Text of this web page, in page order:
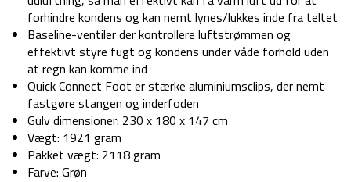
forhindre kondens og kan nemt lynes/lukkes inde fra teltet
Baseline-ventiler der kontrollere luftstrømmen og
effektivt styre fugt og kondens under våde forhold uden
at regn kan komme ind
Quick Connect Foot er stærke aluminiumsclips, der nemt
fastgøre stangen og inderfoden
Gulv dimensioner: 230 x 180 x 147 cm
Vægt: 1921 gram
Pakket vægt: 2118 gram
Farve: Grøn